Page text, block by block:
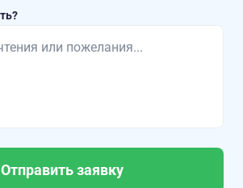
Отправить заявку